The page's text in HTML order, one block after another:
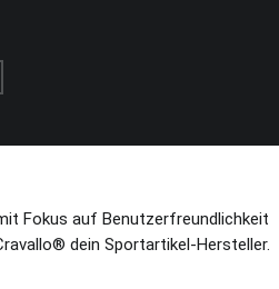
Fokus auf Benutzerfreundlichkeit
dein Sportartikel-Hersteller.